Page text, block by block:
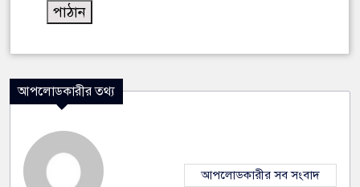
আপলোডকারীর তথ্য
আপলোডকারীর সব সংবাদ